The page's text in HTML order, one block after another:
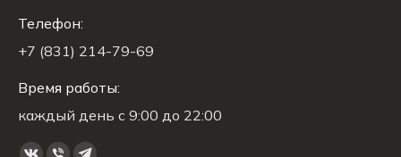
Телефон:
+7 (831) 214-79-69
Время работы:
каждый день с 9:00 до 22:00
Ищите нас: